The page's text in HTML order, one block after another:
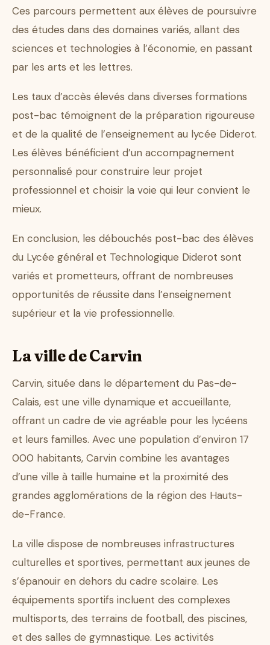
Ces parcours permettent aux élèves de poursuivre
des études dans des domaines variés, allant des
sciences et technologies à l’économie, en passant
par les arts et les lettres.
Les taux d’accès élevés dans diverses formations
post-bac témoignent de la préparation rigoureuse
et de la qualité de l’enseignement au lycée Diderot.
Les élèves bénéficient d’un accompagnement
personnalisé pour construire leur projet
professionnel et choisir la voie qui leur convient le
mieux.
En conclusion, les débouchés post-bac des élèves
du Lycée général et Technologique Diderot sont
variés et prometteurs, offrant de nombreuses
opportunités de réussite dans l’enseignement
supérieur et la vie professionnelle.
La ville de Carvin
Carvin, située dans le département du Pas-de-
Calais, est une ville dynamique et accueillante,
offrant un cadre de vie agréable pour les lycéens
et leurs familles. Avec une population d’environ 17
000 habitants, Carvin combine les avantages
d’une ville à taille humaine et la proximité des
grandes agglomérations de la région des Hauts-
de-France.
La ville dispose de nombreuses infrastructures
culturelles et sportives, permettant aux jeunes de
s’épanouir en dehors du cadre scolaire. Les
équipements sportifs incluent des complexes
multisports, des terrains de football, des piscines,
et des salles de gymnastique. Les activités